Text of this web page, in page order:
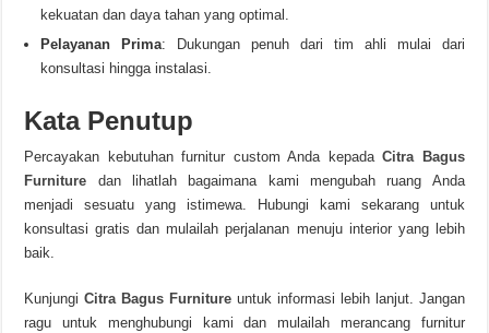
kekuatan dan daya tahan yang optimal.
Pelayanan Prima: Dukungan penuh dari tim ahli mulai dari
konsultasi hingga instalasi.
Kata Penutup
Percayakan kebutuhan furnitur custom Anda kepadaCitra Bagus
Furniture dan lihatlah bagaimana kami mengubah ruang Anda
menjadi sesuatu yang istimewa. Hubungi kami sekarang untuk
konsultasi gratis dan mulailah perjalanan menuju interior yang lebih
baik.
KunjungiCitra Bagus Furniture untuk informasi lebih lanjut. Jangan
ragu untuk menghubungi kami dan mulailah merancang furnitur